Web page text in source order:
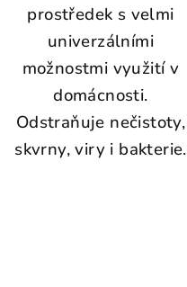
prostředek s velmi
univerzálními
možnostmi využití v
domácnosti.
Odstraňuje nečistoty,
skvrny, viry i bakterie.